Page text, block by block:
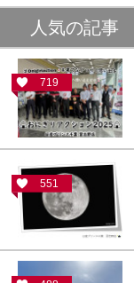
人気の記事
719
551